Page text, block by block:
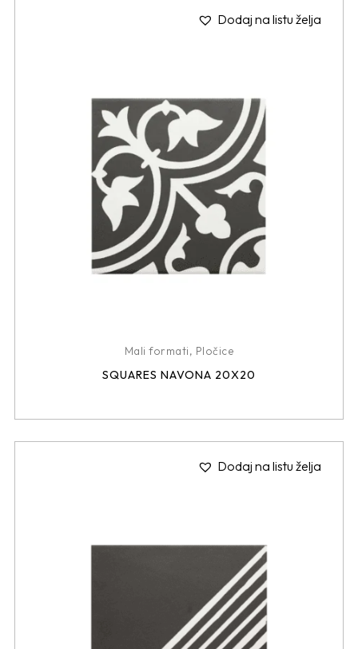
Dodaj na listu želja
Mali formati, Pločice
SQUARES NAVONA 20X20
Dodaj na listu želja